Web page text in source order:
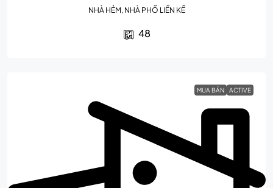
NHÀ HẺM, NHÀ PHỐ LIỀN KỀ
48
MUA BÁN ACTIVE